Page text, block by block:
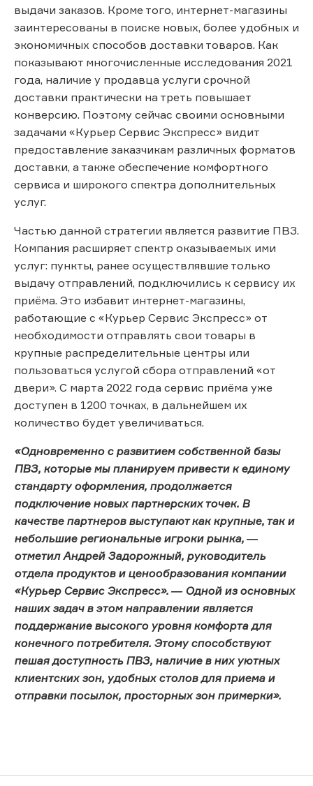
выдачи заказов. Кроме того, интернет-магазины
заинтересованы в поиске новых, более удобных и
экономичных способов доставки товаров. Как
показывают многочисленные исследования 2021
года, наличие у продавца услуги срочной
доставки практически на треть повышает
конверсию. Поэтому сейчас своими основными
задачами «Курьер Сервис Экспресс» видит
предоставление заказчикам различных форматов
доставки, а также обеспечение комфортного
сервиса и широкого спектра дополнительных
услуг.
Частью данной стратегии является развитие ПВЗ.
Компания расширяет спектр оказываемых ими
услуг: пункты, ранее осуществлявшие только
выдачу отправлений, подключились к сервису их
приёма. Это избавит интернет-магазины,
работающие с «Курьер Сервис Экспресс» от
необходимости отправлять свои товары в
крупные распределительные центры или
пользоваться услугой сбора отправлений «от
двери». С марта 2022 года сервис приёма уже
доступен в 1200 точках, в дальнейшем их
количество будет увеличиваться.
«Одновременно с развитием собственной базы
ПВЗ, которые мы планируем привести к единому
стандарту оформления, продолжается
подключение новых партнерских точек. В
качестве партнеров выступают как крупные, так и
небольшие региональные игроки рынка, ―
отметил Андрей Задорожный, руководитель
отдела продуктов и ценообразования компании
«Курьер Сервис Экспресс». ― Одной из основных
наших задач в этом направлении является
поддержание высокого уровня комфорта для
конечного потребителя. Этому способствуют
пешая доступность ПВЗ, наличие в них уютных
клиентских зон, удобных столов для приема и
отправки посылок, просторных зон примерки».